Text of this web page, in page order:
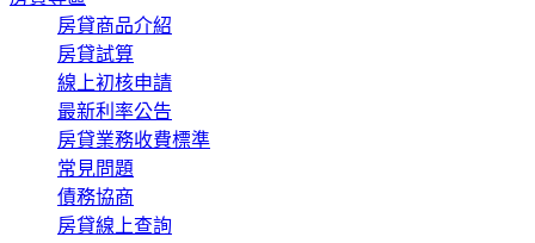
房貸商品介紹
房貸試算
線上初核申請
最新利率公告
房貸業務收費標準
常見問題
債務協商
房貸線上查詢